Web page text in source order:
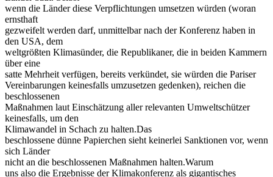
wenn die Länder diese Verpflichtungen umsetzen würden (woran
ernsthaft
gezweifelt werden darf, unmittelbar nach der Konferenz haben in
den USA, dem
weltgrößten Klimasünder, die Republikaner, die in beiden Kammern
über eine
satte Mehrheit verfügen, bereits verkündet, sie würden die Pariser
Vereinbarungen keinesfalls umzusetzen gedenken), reichen die
beschlossenen
Maßnahmen laut Einschätzung aller relevanten Umweltschützer
keinesfalls, um den
Klimawandel in Schach zu halten.Das
beschlossene dünne Papierchen sieht keinerlei Sanktionen vor, wenn
sich Länder
nicht an die beschlossenen Maßnahmen halten.Warum
uns also die Ergebnisse der Klimakonferenz als gigantisches